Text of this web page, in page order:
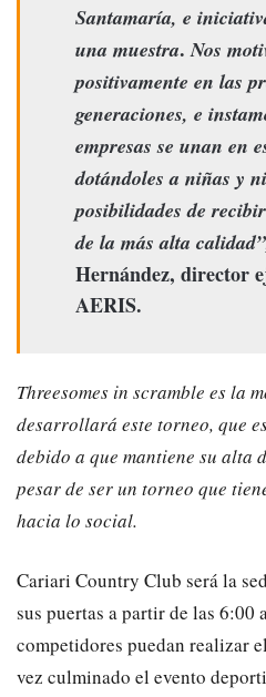
Santamaría, e
una muestra.Nos
positivamente en las
generaciones, e
empresas se unan en
dotándoles a niñas y
posibilidades de
de la más alta
Hernández, director
AERIS.
Threesomes in scramble es la
desarrollará este torneo, que
debido a que mantiene su alta
pesar de ser un torneo que
hacia lo social.
Cariari Country Club será la
sus puertas a partir de las 6:00
competidores puedan realizar
vez culminado el evento